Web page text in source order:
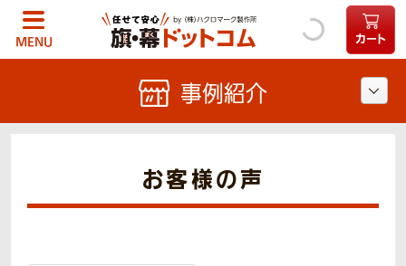
MENU カート
お客様の声
事例紹介